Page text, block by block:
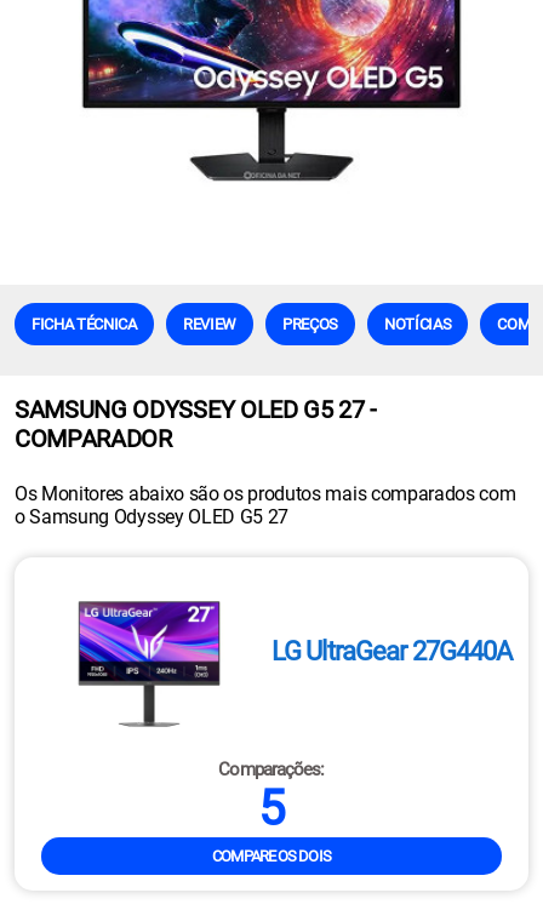
FICHA TÉCNICA REVIEW PREÇOS NOTÍCIAS
SAMSUNG ODYSSEY OLED G5 27 -
COMPARADOR
Os Monitores abaixo são os produtos mais comparados com
o Samsung Odyssey OLED G5 27
LG UltraGear 27G440A
Comparações:
5
COMPARE OS DOIS